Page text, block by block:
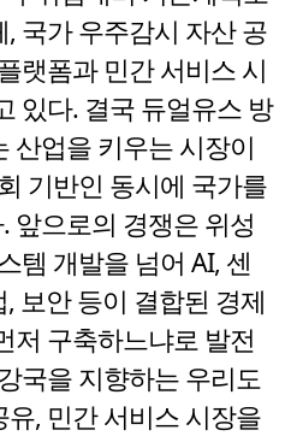
국가 우주감시 자산 공
랫폼과 민간 서비스 시
있다. 결국 듀얼유스 방
산업을 키우는 시장이
기반인 동시에 국가를
앞으로의 경쟁은 위성
템 개발을 넘어 AI, 센
보안 등이 결합된 경제
저 구축하느냐로 발전
국을 지향하는 우리도
, 민간 서비스 시장을